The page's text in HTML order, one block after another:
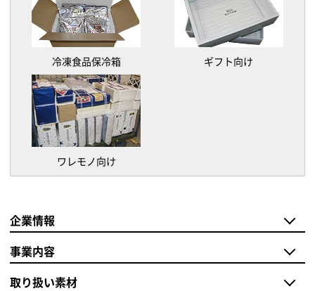
冷凍食品保冷箱 ギフト向け
ワレモノ向け
企業情報
事業内容
取り扱い素材